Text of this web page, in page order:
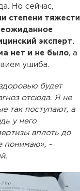
Но сейчас,
степени тяжести
эксперт.
нет и не было, а
ушиба.
будет
отсюда. Я не
так поступают, а
у него
вплоть до
понимаю», -